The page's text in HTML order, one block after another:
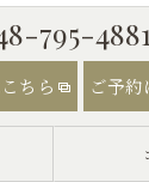
795-4881
ちら ご予約